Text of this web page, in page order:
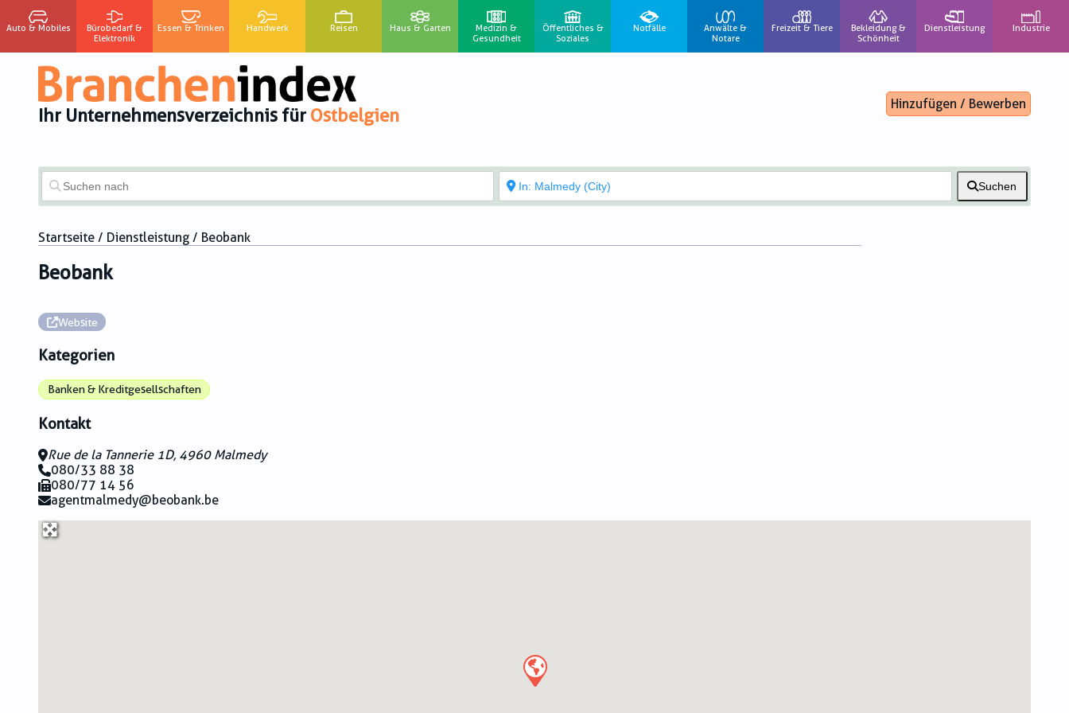
Auto & Mobiles
Bürobedarf &
Elektronik
Essen & Trinken Handwerk Reisen Haus & Garten
Medizin &
Gesundheit
Öffentliches &
Soziales
Notfälle
Anwälte &
Notare
Freizeit & Tiere
Bekleidung &
Schönheit
Dienstleistung Industrie
Ihr Unternehmensverzeichnis für Ostbelgien
Hinzufügen / Bewerben
Suchen
Startseite / Dienstleistung / Beobank
Beobank
Website
Kategorien
Banken & Kreditgesellschaften
Kontakt
Rue de la Tannerie 1D, 4960 Malmedy
080/33 88 38
080/77 14 56
agentmalmedy@beobank.be